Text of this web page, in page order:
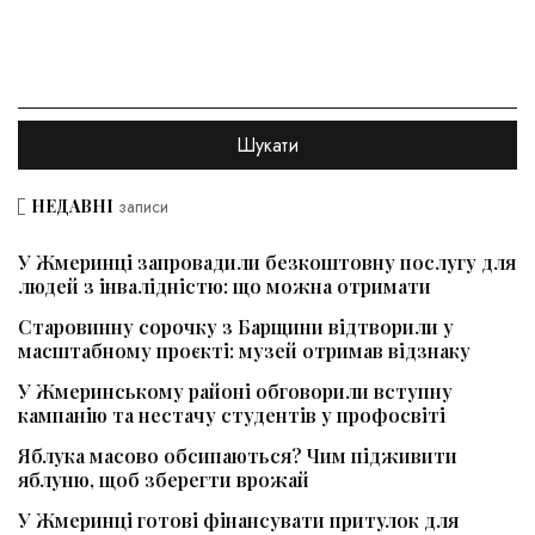
НЕДАВНІ записи
У Жмеринці запровадили безкоштовну послугу для
людей з інвалідністю: що можна отримати
Старовинну сорочку з Барщини відтворили у
масштабному проєкті: музей отримав відзнаку
У Жмеринському районі обговорили вступну
кампанію та нестачу студентів у профосвіті
Яблука масово обсипаються? Чим підживити
яблуню, щоб зберегти врожай
У Жмеринці готові фінансувати притулок для